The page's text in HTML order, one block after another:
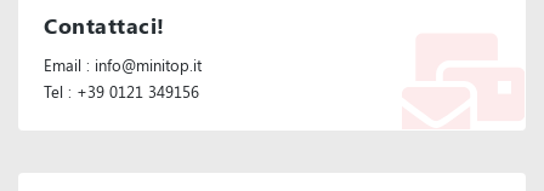
Contattaci!
Email : info@minitop.it
Tel : +39 0121 349156